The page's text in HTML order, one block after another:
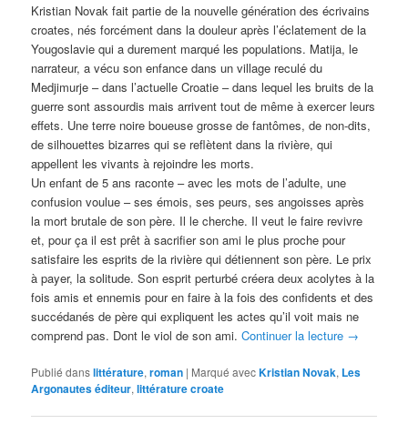
Kristian Novak fait partie de la nouvelle génération des écrivains
croates, nés forcément dans la douleur après l’éclatement de la
Yougoslavie qui a durement marqué les populations. Matija, le
narrateur, a vécu son enfance dans un village reculé du
Medjimurje – dans l’actuelle Croatie – dans lequel les bruits de la
guerre sont assourdis mais arrivent tout de même à exercer leurs
effets. Une terre noire boueuse grosse de fantômes, de non-dits,
de silhouettes bizarres qui se reflètent dans la rivière, qui
appellent les vivants à rejoindre les morts.
Un enfant de 5 ans raconte – avec les mots de l’adulte, une
confusion voulue – ses émois, ses peurs, ses angoisses après
la mort brutale de son père. Il le cherche. Il veut le faire revivre
et, pour ça il est prêt à sacrifier son ami le plus proche pour
satisfaire les esprits de la rivière qui détiennent son père. Le prix
à payer, la solitude. Son esprit perturbé créera deux acolytes à la
fois amis et ennemis pour en faire à la fois des confidents et des
succédanés de père qui expliquent les actes qu’il voit mais ne
comprend pas. Dont le viol de son ami.Continuer la lecture →
Publié danslittérature,roman | Marqué avecKristian Novak, Les
Argonautes éditeur,littérature croate